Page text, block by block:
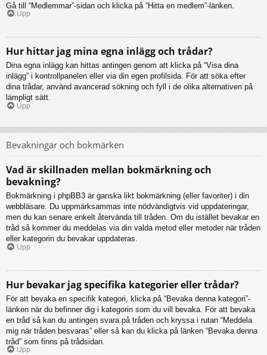
Gå till “Medlemmar”-sidan och klicka på “Hitta en medlem”-länken.
Upp
Hur hittar jag mina egna inlägg och trådar?
Dina egna inlägg kan hittas antingen genom att klicka på “Visa dina
inlägg” i kontrollpanelen eller via din egen profilsida. För att söka efter
dina trådar, använd avancerad sökning och fyll i de olika alternativen på
lämpligt sätt.
Upp
Bevakningar och bokmärken
Vad är skillnaden mellan bokmärkning och
bevakning?
Bokmärkning i phpBB3 är ganska likt bokmärkning (eller favoriter) i din
webbläsare. Du uppmärksammas inte nödvändigtvis vid uppdateringar,
men du kan senare enkelt återvända till tråden. Om du istället bevakar en
tråd så kommer du meddelas via din valda metod eller metoder när tråden
eller kategorin du bevakar uppdateras.
Upp
Hur bevakar jag specifika kategorier eller trådar?
För att bevaka en specifik kategori, klicka på “Bevaka denna kategori”-
länken när du befinner dig i kategorin som du vill bevaka. För att bevaka
en tråd så kan du antingen svara på tråden och kryssa i rutan “Meddela
mig när tråden besvaras” eller så kan du klicka på länken “Bevaka denna
tråd” som finns på trådsidan.
Upp